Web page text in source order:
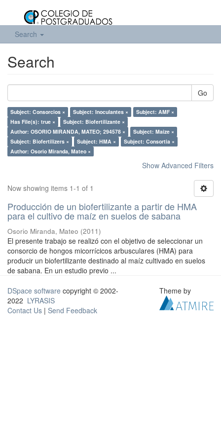
Search
Search
Go
Subject: Consorcios × Subject: Inoculantes ×
Subject: AMF ×
Has File(s): true ×
Subject: Biofertilizante ×
Author: OSORIO MIRANDA, MATEO; 294578 ×
Subject: Maize ×
Subject: Biofertilizers ×
Subject: HMA ×
Subject: Consortia ×
Author: Osorio Miranda, Mateo ×
Show Advanced Filters
Now showing items 1-1 of 1
Producción de un biofertilizante a partir de HMA
para el cultivo de maíz en suelos de sabana
Osorio Miranda, Mateo (2011)
El presente trabajo se realizó con el objetivo de seleccionar un
consorcio de hongos micorrícicos arbusculares (HMA) para
producir un biofertilizante destinado al maíz cultivado en suelos
de sabana. En un estudio previo ...
DSpace software copyright © 2002-
2022 LYRASIS
Contact Us | Send Feedback
Theme by